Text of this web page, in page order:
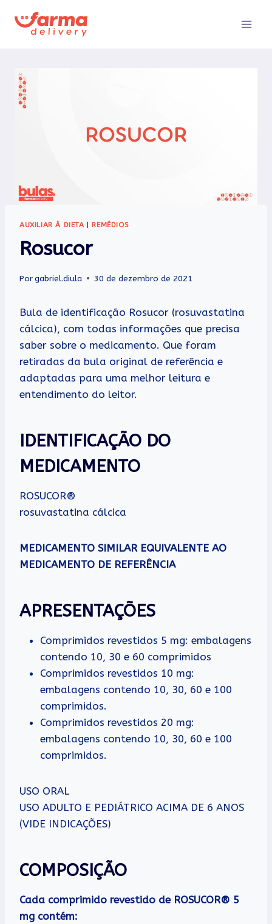
para
AUXILIAR À DIETA| REMÉDIOS
Rosucor
Porgabriel.diula 30 de dezembro de 2021
Bula de identificação Rosucor (rosuvastatina
cálcica), com todas informações que precisa
saber sobre o medicamento. Que foram
retiradas da bula original de referência e
adaptadas para uma melhor leitura e
entendimento do leitor.
IDENTIFICAÇÃO DO
MEDICAMENTO
ROSUCOR®
rosuvastatina cálcica
MEDICAMENTO SIMILAR EQUIVALENTE AO
MEDICAMENTO DE REFERÊNCIA
APRESENTAÇÕES
Comprimidos revestidos 5 mg: embalagens
contendo 10, 30 e 60 comprimidos
Comprimidos revestidos 10 mg:
embalagens contendo 10, 30, 60 e 100
comprimidos.
Comprimidos revestidos 20 mg:
embalagens contendo 10, 30, 60 e 100
comprimidos.
USO ORAL
USO ADULTO E PEDIÁTRICO ACIMA DE 6 ANOS
(VIDE INDICAÇÕES)
COMPOSIÇÃO
Cada comprimido revestido de ROSUCOR® 5
mg contém: